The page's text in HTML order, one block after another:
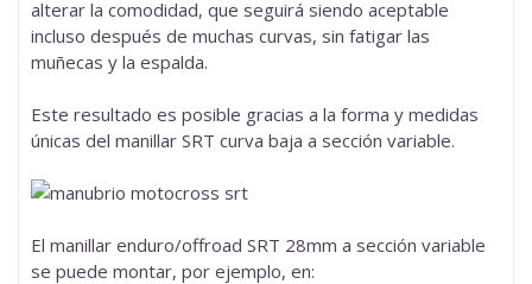
alterar la comodidad, que seguirá siendo aceptable
incluso después de muchas curvas, sin fatigar las
muñecas y la espalda.
Este resultado es posible gracias a la forma y medidas
únicas del manillar SRT curva baja a sección variable.
El manillar enduro/offroad SRT 28mm a sección variable
se puede montar, por ejemplo, en: